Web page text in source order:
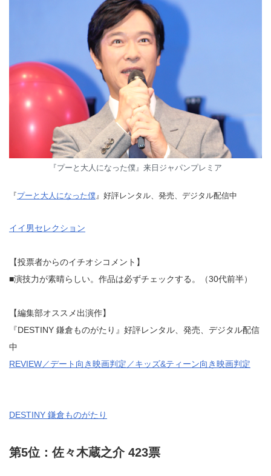
『プーと大人になった僕』来日ジャパンプレミア
『プーと大人になった僕 』好評レンタル、発売、デジタル配信中
イイ男セレクション
【投票者からのイチオシコメント】
■演技力が素晴らしい。作品は必ずチェックする。（30代前半）
【編集部オススメ出演作】
『DESTINY 鎌倉ものがたり』好評レンタル、発売、デジタル配信
中
REVIEW／デート向き映画判定／キッズ&ティーン向き映画判定
DESTINY 鎌倉ものがたり
第5位：佐々木蔵之介 423票